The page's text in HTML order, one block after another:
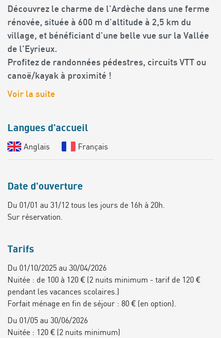
Découvrez le charme de l'Ardèche dans une ferme
rénovée, située à 600 m d'altitude à 2,5 km du
village, et bénéficiant d'une belle vue sur la Vallée
de l’Eyrieux.
Profitez de randonnées pédestres, circuits VTT ou
canoë/kayak à proximité !
Voir la suite
Langues d'accueil
Anglais Français
Date d'ouverture
Du 01/01 au 31/12 tous les jours de 16h à 20h.
Sur réservation.
Tarifs
Du 01/10/2025 au 30/04/2026
Nuitée : de 100 à 120 € (2 nuits minimum - tarif de 120 €
pendant les vacances scolaires.)
Forfait ménage en fin de séjour : 80 € (en option).
Du 01/05 au 30/06/2026
Nuitée : 120 € (2 nuits minimum)